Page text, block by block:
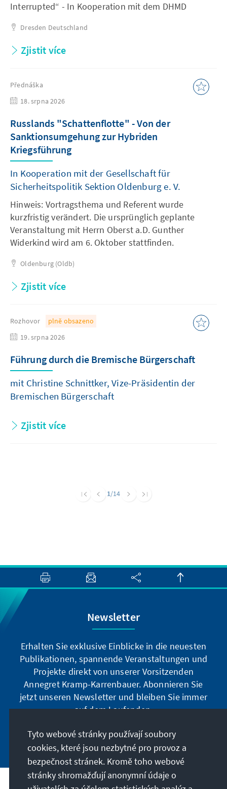
Interrupted“ - In Kooperation mit dem DHMD
Dresden Deutschland
Zjistit více
Přednáška
18. srpna 2026
Russlands "Schattenflotte" - Von der
Sanktionsumgehung zur Hybriden
Kriegsführung
In Kooperation mit der Gesellschaft für
Sicherheitspolitik Sektion Oldenburg e. V.
Hinweis: Vortragsthema und Referent wurde
kurzfristig verändert. Die ursprünglich geplante
Veranstaltung mit Herrn Oberst a.D. Gunther
Widerkind wird am 6. Oktober stattfinden.
Oldenburg (Oldb)
Zjistit více
Rozhovor
plně obsazeno
19. srpna 2026
Führung durch die Bremische Bürgerschaft
mit Christine Schnittker, Vize-Präsidentin der
Bremischen Bürgerschaft
Zjistit více
1/14
Newsletter
Erhalten Sie exklusive Einblicke in die neuesten
Publikationen, spannende Veranstaltungen und
Projekte direkt von unserer Vorsitzenden
Annegret Kramp-Karrenbauer. Abonnieren Sie
jetzt unseren Newsletter und bleiben Sie immer
auf dem Laufenden.
Jetzt abonnieren
Tyto webové stránky používají soubory
cookies, které jsou nezbytné pro provoz a
bezpečnost stránek. Kromě toho webové
stránky shromažďují anonymní údaje o